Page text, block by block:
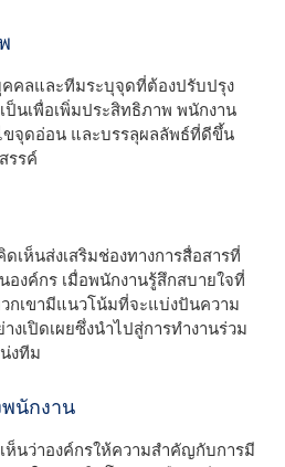
คลและทีมระบุจุดที่ต้องปรับปรุง
ป็นเพื่อเพิ่มประสิทธิภาพ พนักงาน
ขจุดอ่อน และบรรลุผลลัพธ์ที่ดีขึ้น
รรค์
เห็นส่งเสริมช่องทางการสื่อสารที่
องค์กร เมื่อพนักงานรู้สึกสบายใจที่
กเขามีแนวโน้มที่จะแบ่งปันความ
เปิดเผยซึ่งนําไปสู่การทํางานร่วม
งทีม
นักงาน
นว่าองค์กรให้ความสําคัญกับการมี